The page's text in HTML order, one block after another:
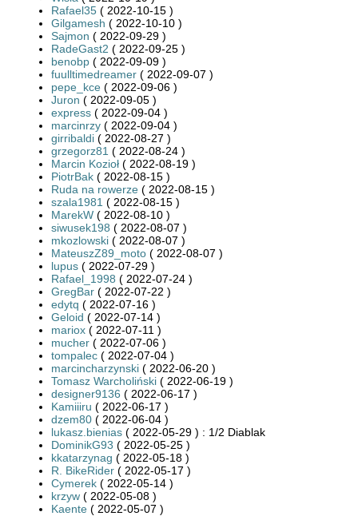
Rafael35 ( 2022-10-15 )
Gilgamesh ( 2022-10-10 )
Sajmon ( 2022-09-29 )
RadeGast2 ( 2022-09-25 )
benobp ( 2022-09-09 )
fuulltimedreamer ( 2022-09-07 )
pepe_kce ( 2022-09-06 )
Juron ( 2022-09-05 )
express ( 2022-09-04 )
marcinrzy ( 2022-09-04 )
girribaldi ( 2022-08-27 )
grzegorz81 ( 2022-08-24 )
Marcin Kozioł ( 2022-08-19 )
PiotrBak ( 2022-08-15 )
Ruda na rowerze ( 2022-08-15 )
szala1981 ( 2022-08-15 )
MarekW ( 2022-08-10 )
siwusek198 ( 2022-08-07 )
mkozlowski ( 2022-08-07 )
MateuszZ89_moto ( 2022-08-07 )
lupus ( 2022-07-29 )
Rafael_1998 ( 2022-07-24 )
GregBar ( 2022-07-22 )
edytq ( 2022-07-16 )
Geloid ( 2022-07-14 )
mariox ( 2022-07-11 )
mucher ( 2022-07-06 )
tompalec ( 2022-07-04 )
marcincharzynski ( 2022-06-20 )
Tomasz Warcholiński ( 2022-06-19 )
designer9136 ( 2022-06-17 )
Kamiiiru ( 2022-06-17 )
dzem80 ( 2022-06-04 )
lukasz.bienias ( 2022-05-29 ) : 1/2 Diablak
DominikG93 ( 2022-05-25 )
kkatarzynag ( 2022-05-18 )
R. BikeRider ( 2022-05-17 )
Cymerek ( 2022-05-14 )
krzyw ( 2022-05-08 )
Kaente ( 2022-05-07 )